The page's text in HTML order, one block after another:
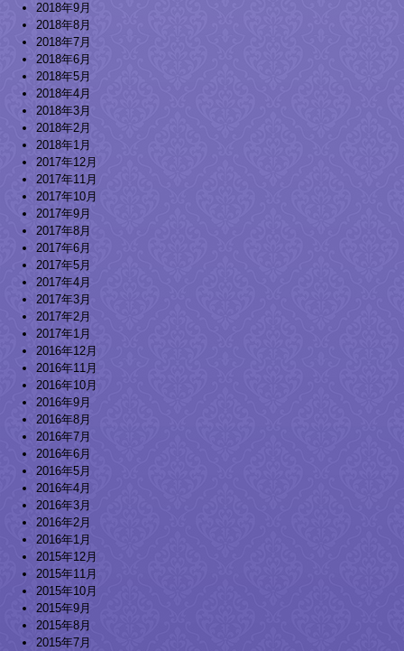
2018年9月
2018年8月
2018年7月
2018年6月
2018年5月
2018年4月
2018年3月
2018年2月
2018年1月
2017年12月
2017年11月
2017年10月
2017年9月
2017年8月
2017年6月
2017年5月
2017年4月
2017年3月
2017年2月
2017年1月
2016年12月
2016年11月
2016年10月
2016年9月
2016年8月
2016年7月
2016年6月
2016年5月
2016年4月
2016年3月
2016年2月
2016年1月
2015年12月
2015年11月
2015年10月
2015年9月
2015年8月
2015年7月